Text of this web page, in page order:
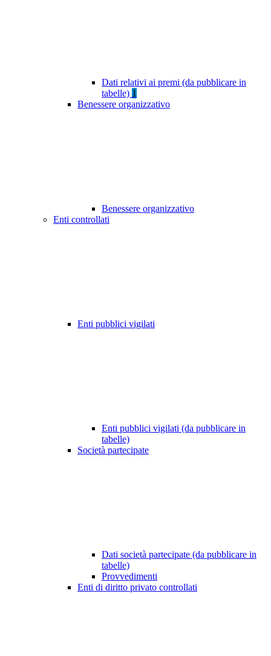
Dati relativi ai premi (da pubblicare in
tabelle) 1
Benessere organizzativo
Benessere organizzativo
Enti controllati
Enti pubblici vigilati
Enti pubblici vigilati (da pubblicare in
tabelle)
Società partecipate
Dati società partecipate (da pubblicare in
tabelle)
Provvedimenti
Enti di diritto privato controllati